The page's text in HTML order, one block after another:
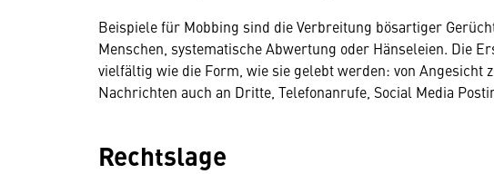
Beispiele für Mobbing sind die Verbreitung bösartiger
Menschen, systematische Abwertung oder Hänseleien. Die
vielfältig wie die Form, wie sie gelebt werden: von Angesicht
Nachrichten auch an Dritte, Telefonanrufe, Social Media
Rechtslage